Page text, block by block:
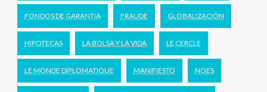
FONDOS DE GARANTIA FRAUDE GLOBALIZACIÓN
HIPOTECAS LA BOLSA Y LA VIDA LE CERCLE
LE MONDE DIPLOMATIQUE MANIFIESTO NOES